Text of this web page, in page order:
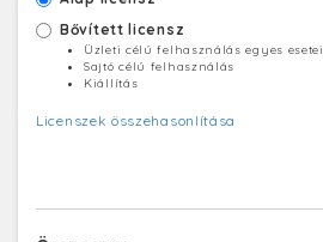
Bővített licensz
Üzleti célú felhasználás egyes esetei
Sajtó célú felhasználás
Kiállítás
Licenszek összehasonlítása